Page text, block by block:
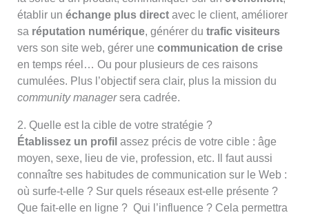
établir un échange plus direct avec le client, améliorer
sa réputation numérique, générer dutrafic visiteurs
vers son site web, gérer unecommunication de crise
en temps réel… Ou pour plusieurs de ces raisons
cumulées. Plus l’objectif sera clair, plus la mission du
community managersera cadrée.
2. Quelle est la cible de votre stratégie ?
Établissez un profil assez précis de votre cible : âge
moyen, sexe, lieu de vie, profession, etc. Il faut aussi
connaître ses habitudes de communication sur le Web :
où surfe-t-elle ? Sur quels réseaux est-elle présente ?
Que fait-elle en ligne ? Qui l’influence ? Cela permettra